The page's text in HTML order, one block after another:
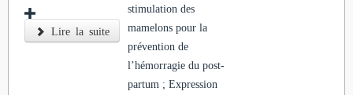
Lire la suite
stimulation des
mamelons pour la
prévention de
l’hémorragie du post-
partum ; Expression